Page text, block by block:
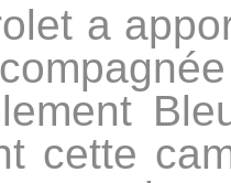
a
cette